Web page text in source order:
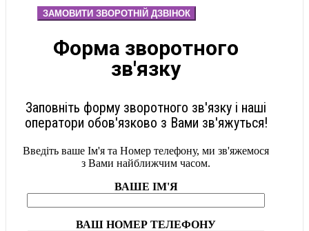
ЗАМОВИТИ ЗВОРОТНІЙ ДЗВІНОК
Форма зворотного
зв'язку
Заповніть форму зворотного зв'язку і наші
оператори обов'язково з Вами зв'яжуться!
Введіть ваше Ім'я та Номер телефону, ми зв'яжемося
з Вами найближчим часом.
ВАШЕ ІМ'Я
ВАШ НОМЕР ТЕЛЕФОНУ